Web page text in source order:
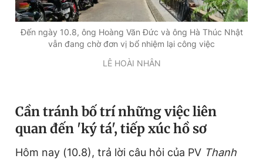
Đến ngày 10.8, ông Hoàng Văn Đức và ông Hà Thúc Nhật
vẫn đang chờ đơn vị bổ nhiệm lại công việc
LÊ HOÀI NHÂN
Cần tránh bố trí những việc liên
quan đến 'ký tá', tiếp xúc hồ sơ
Hôm nay (10.8), trả lời câu hỏi của PV Thanh